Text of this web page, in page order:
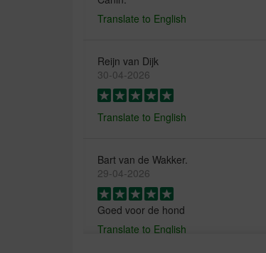
Translate to English
Reijn van Dijk
30-04-2026
Translate to English
Bart van de Wakker.
29-04-2026
Goed voor de hond
Translate to English